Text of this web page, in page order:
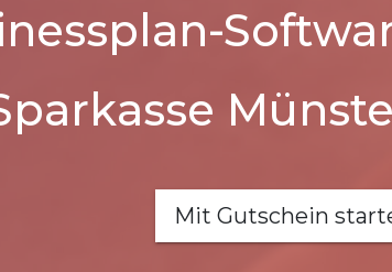
Mit Gutschein